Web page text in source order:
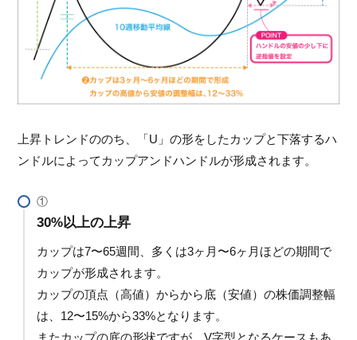
上昇トレンドののち、「U」の形をしたカップと下落するハ
ンドルによってカップアンドハンドルが形成されます。
30%以上の上昇
カップは7〜65週間、多くは3ヶ月〜6ヶ月ほどの期間で
カップが形成されます。
カップの頂点（高値）からから底（安値）の株価調整幅
は、12〜15%から33%となります。
またカップの底の形状ですが、V字型となるケースもあ